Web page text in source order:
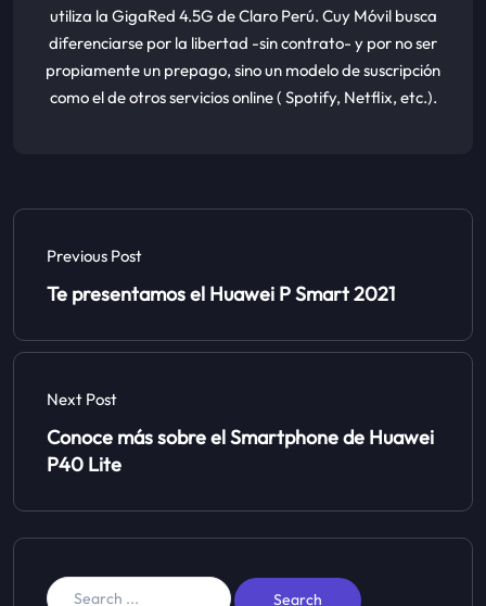
utiliza la GigaRed 4.5G de Claro Perú. Cuy Móvil busca
diferenciarse por la libertad -sin contrato- y por no ser
propiamente un prepago, sino un modelo de suscripción
como el de otros servicios online ( Spotify, Netflix, etc.).
Previous Post
Te presentamos el Huawei P Smart 2021
Next Post
Conoce más sobre el Smartphone de Huawei
P40 Lite